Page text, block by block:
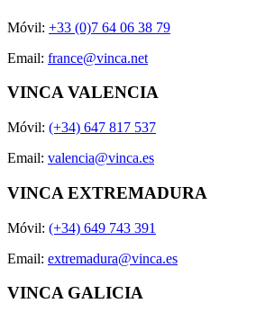
Móvil: +33 (0)7 64 06 38 79
Email: france@vinca.net
VINCA VALENCIA
Móvil: (+34) 647 817 537
Email: valencia@vinca.es
VINCA EXTREMADURA
Móvil: (+34) 649 743 391
Email: extremadura@vinca.es
VINCA GALICIA